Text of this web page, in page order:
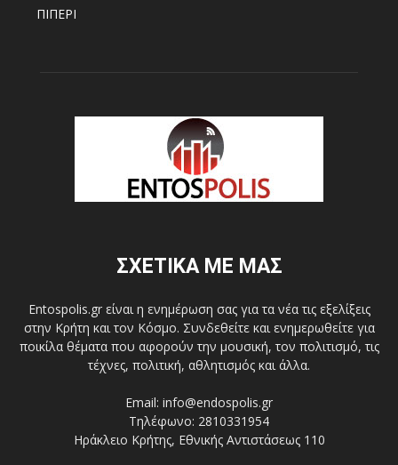
ΠΙΠΕΡΙ
ΣΧΕΤΙΚΑ ΜΕ ΜΑΣ
Entospolis.gr είναι η ενημέρωση σας για τα νέα τις εξελίξεις
στην Κρήτη και τον Κόσμο. Συνδεθείτε και ενημερωθείτε για
ποικίλα θέματα που αφορούν την μουσική, τον πολιτισμό, τις
τέχνες, πολιτική, αθλητισμός και άλλα.
Email: info@endospolis.gr
Τηλέφωνο: 2810331954
Ηράκλειο Κρήτης, Εθνικής Αντιστάσεως 110